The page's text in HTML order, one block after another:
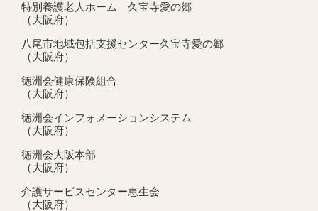
特別養護老人ホーム 久宝寺愛の郷
（大阪府）
八尾市地域包括支援センター久宝寺愛の郷
（大阪府）
徳洲会健康保険組合
（大阪府）
徳洲会インフォメーションシステム
（大阪府）
徳洲会大阪本部
（大阪府）
介護サービスセンター恵生会
（大阪府）